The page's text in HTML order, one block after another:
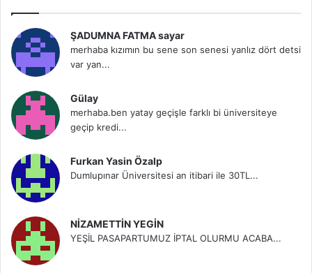
ŞADUMNA FATMA sayar
merhaba kızımın bu sene son senesi yanlız dört detsi
var yan...
Gülay
merhaba.ben yatay geçişle farklı bi üniversiteye
geçip kredi...
Furkan Yasin Özalp
Dumlupınar Üniversitesi an itibari ile 30TL...
NİZAMETTİN YEGİN
YEŞİL PASAPARTUMUZ İPTAL OLURMU ACABA...